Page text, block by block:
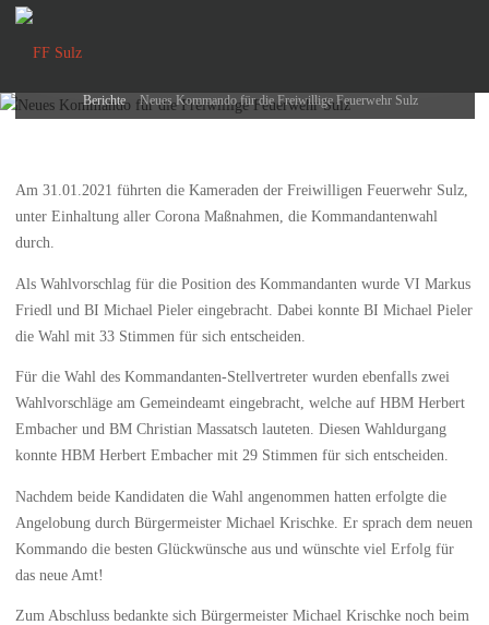
Home
Berichte Neues Kommando für die Freiwillige Feuerwehr Sulz
Am 31.01.2021 führten die Kameraden der Freiwilligen Feuerwehr Sulz,
unter Einhaltung aller Corona Maßnahmen, die Kommandantenwahl
durch.
Als Wahlvorschlag für die Position des Kommandanten wurde VI Markus
Friedl und BI Michael Pieler eingebracht. Dabei konnte BI Michael Pieler
die Wahl mit 33 Stimmen für sich entscheiden.
Für die Wahl des Kommandanten-Stellvertreter wurden ebenfalls zwei
Wahlvorschläge am Gemeindeamt eingebracht, welche auf HBM Herbert
Embacher und BM Christian Massatsch lauteten. Diesen Wahldurgang
konnte HBM Herbert Embacher mit 29 Stimmen für sich entscheiden.
Nachdem beide Kandidaten die Wahl angenommen hatten erfolgte die
Angelobung durch Bürgermeister Michael Krischke. Er sprach dem neuen
Kommando die besten Glückwünsche aus und wünschte viel Erfolg für
das neue Amt!
Zum Abschluss bedankte sich Bürgermeister Michael Krischke noch beim